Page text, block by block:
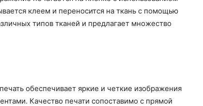
клеем и переносится на ткань с помощью
типов тканей и предлагает множество
обеспечивает яркие и четкие изображения
Качество печати сопоставимо с прямой